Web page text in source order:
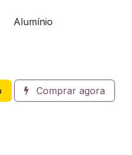
Alumínio
Comprar agora